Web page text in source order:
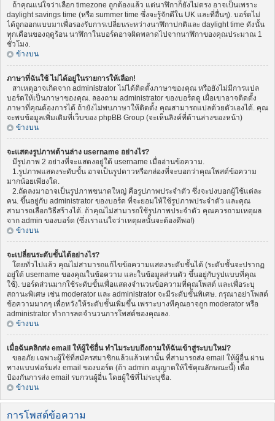
ถ้าคุณแน่ใจว่าเลือก timezone ถูกต้องแล้ว แต่นาฬิกาก็ยังไม่ตรง อาจเป็นเพราะ
daylight savings time (หรือ summer time ซึ่งจะรู้จักดีใน UK และที่อื่นๆ). บอร์ดไม่
ได้ถูกออกแบบมาเพื่อรองรับการเปลี่ยนระหว่างนาฬิกาปกติและ daylight time ดังนั้น
ทุกเดือนของฤดูร้อน นาฬิกาในบอร์ดอาจผิดพลาดไปจากนาฬิกาของคุณประมาณ 1
ชั่วโมง.
ข้างบน
ภาษาที่ฉันใช้ ไม่ได้อยู่ในรายการให้เลือก!
สาเหตุอาจเกิดจาก administrator ไม่ได้ติดตั้งภาษาของคุณ หรือยังไม่มีการแปล
บอร์ดให้เป็นภาษาของคุณ. ลองถาม administrator ของบอร์ดดู เผื่อเขาอาจติดตั้ง
ภาษาที่คุณต้องการได้ ถ้ายังไม่พบภาษาให้ติดตั้ง คุณสามารถแปลด้วยตัวเองได้. คุณ
จะพบข้อมูลเพิ่มเติมที่เว็บของ phpBB Group (จะเห็นลิงค์ที่ด้านล่างของหน้า)
ข้างบน
จะแสดงรูปภาพด้านล่าง username อย่างไร?
มีรูปภาพ 2 อย่างที่จะแสดงอยู่ใต้ username เมื่ออ่านข้อความ.
1.รูปภาพแสดงระดับขั้น อาจเป็นรูปดาวหรือกล่องที่จะบอกว่าคุณโพสต์ข้อความ
มากน้อยเพียงใด.
2.ถัดลงมาอาจเป็นรูปภาพขนาดใหญ่ คือรูปภาพประจำตัว ซึ่งจะบ่งบอกผู้ใช้แต่ละ
คน. ขึ้นอยู่กับ administrator ของบอร์ด ที่จะยอมให้ใช้รูปภาพประจำตัว และคุณ
สามารถเลือกวิธีสร้างได้. ถ้าคุณไม่สามารถใช้รูปภาพประจำตัว คุณควรถามเหตุผล
จาก admin ของบอร์ด (ซึ่งเราแน่ใจว่าเหตุผลนั้นจะต้องดีพอ!)
ข้างบน
จะเปลี่ยนระดับขั้นได้อย่างไร?
โดยทั่วไปแล้ว คุณไม่สามารถแก้ไขข้อความแสดงระดับขั้นได้ (ระดับขั้นจะปรากฏ
อยู่ใต้ username ของคุณในข้อความ และในข้อมูลส่วนตัว ขึ้นอยู่กับรูปแบบที่คุณ
ใช้). บอร์ดส่วนมากใช้ระดับขั้นเพื่อแสดงจำนวนข้อความที่คุณโพสต์ และเพื่อระบุ
สถานะพิเศษ เช่น moderator และ administrator จะมีระดับขั้นพิเศษ. กรุณาอย่าโพสต์
ข้อความมากๆ เพื่อหวังให้ระดับขั้นเพิ่มขึ้น เพราะบางทีคุณอาจถูก moderator หรือ
administrator ทำการลดจำนวนการโพสต์ของคุณลง.
ข้างบน
เมื่อฉันคลิกส่ง email ให้ผู้ใช้อื่น ทำไมระบบถึงถามให้ฉันเข้าสู่ระบบใหม่?
ขออภัย เฉพาะผู้ใช้ที่สมัครสมาชิกแล้วแล้วเท่านั้น ที่สามารถส่ง email ให้ผู้อื่น ผ่าน
ทางแบบฟอร์มส่ง email ของบอร์ด (ถ้า admin อนุญาตให้ใช้คุณลักษณะนี้) เพื่อ
ป้องกันการส่ง email รบกวนผู้อื่น โดยผู้ใช้ที่ไม่ระบุชื่อ.
ข้างบน
การโพสต์ข้อความ